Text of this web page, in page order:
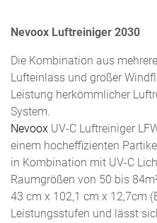
Nevoox Luftreiniger 2030
Die Kombination aus
Lufteinlass und großer
Leistung herkömmlicher
System.
Nevoox UV-C Luftreiniger
einem hocheffizienten
in Kombination mit UV-C
Raumgrößen von 50 bis
43 cm x 102,1 cm x 12,7cm
Leistungsstufen und lässt